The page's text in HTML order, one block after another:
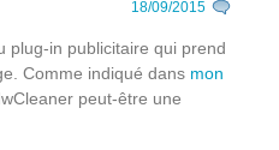
18/09/2015
plug-in publicitaire qui prend
Comme indiqué dans mon
peut-être une